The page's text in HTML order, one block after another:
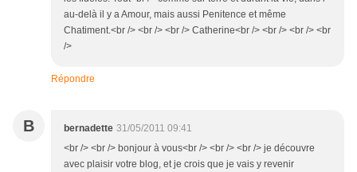
au-delà il y a Amour, mais aussi Penitence et même
Chatiment.<br /> <br /> <br /> Catherine<br /> <br /> <br /> <br
/>
Répondre
B bernadette 31/05/2011 09:41
<br /> <br /> bonjour à vous<br /> <br /> <br /> je découvre
avec plaisir votre blog, et je crois que je vais y revenir